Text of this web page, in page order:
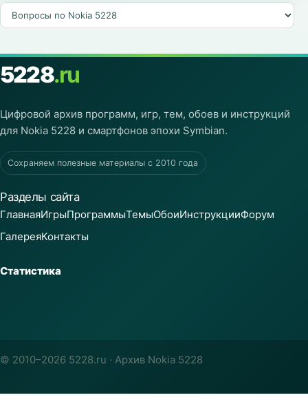
5228.ru
Цифровой архив программ, игр, тем, обоев и инструкций
для Nokia 5228 и смартфонов эпохи Symbian.
Сохраняем полезные материалы с 2010 года
Разделы сайта
ГлавнаяИгрыПрограммыТемыОбоиИнструкцииФорум
ГалереяКонтакты
Статистика
© 2010–2026 5228.ru · Архив Nokia 5228